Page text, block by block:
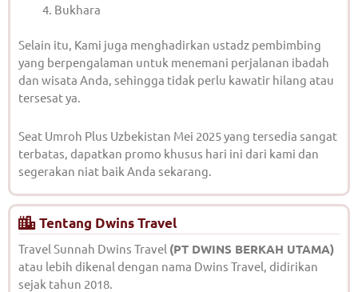
Bukhara
Selain itu, Kami juga menghadirkan ustadz pembimbing
yang berpengalaman untuk menemani perjalanan ibadah
dan wisata Anda, sehingga tidak perlu kawatir hilang atau
tersesat ya.
Seat Umroh Plus Uzbekistan Mei 2025 yang tersedia sangat
terbatas, dapatkan promo khusus hari ini dari kami dan
segerakan niat baik Anda sekarang.
Tentang Dwins Travel
Travel Sunnah Dwins Travel (PT DWINS BERKAH UTAMA)
atau lebih dikenal dengan nama Dwins Travel, didirikan
sejak tahun 2018.